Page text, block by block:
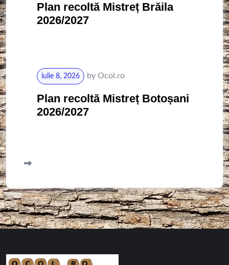
Plan recoltă Mistreț Brăila
2026/2027
iulie 8, 2026 by Ocol.ro
Plan recoltă Mistreț Botoșani
2026/2027